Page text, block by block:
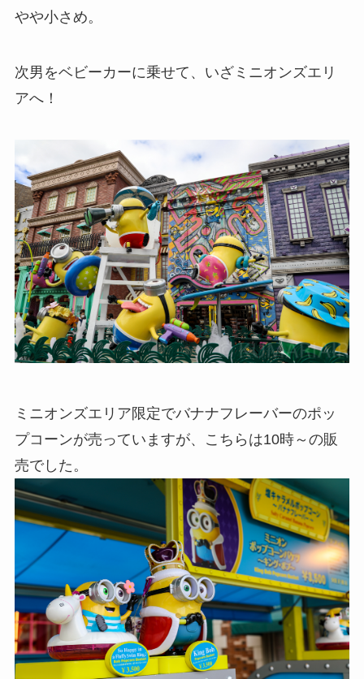
やや小さめ。
次男をベビーカーに乗せて、いざミニオンズエリ
アへ！
ミニオンズエリア限定でバナナフレーバーのポッ
プコーンが売っていますが、こちらは10時～の販
売でした。